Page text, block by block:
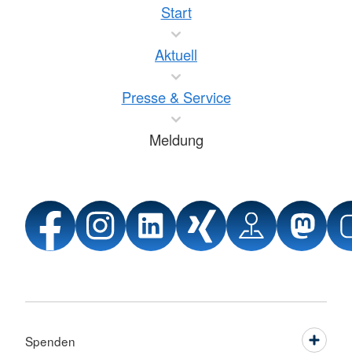
Start
Aktuell
Presse & Service
Meldung
Spenden